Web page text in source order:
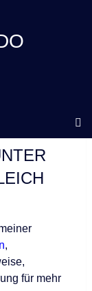
,
für mehr